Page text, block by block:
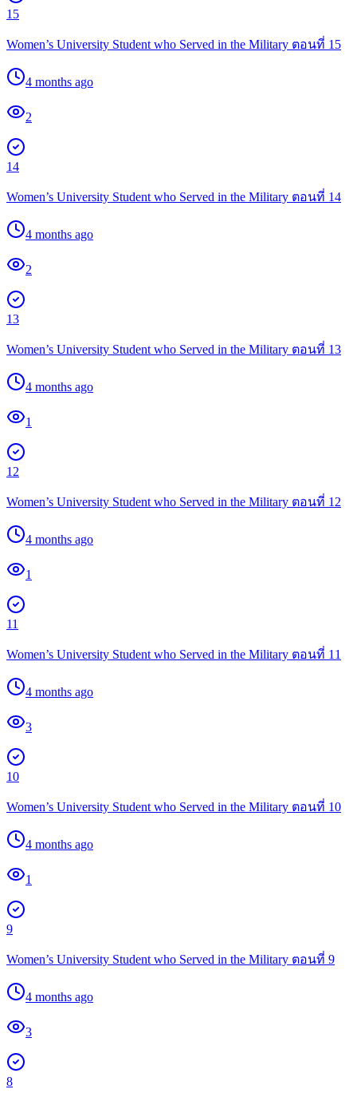
15
Women’s University Student who Served in the Military ตอนที่ 15
4 months ago
2
14
Women’s University Student who Served in the Military ตอนที่ 14
4 months ago
2
13
Women’s University Student who Served in the Military ตอนที่ 13
4 months ago
1
12
Women’s University Student who Served in the Military ตอนที่ 12
4 months ago
1
11
Women’s University Student who Served in the Military ตอนที่ 11
4 months ago
3
10
Women’s University Student who Served in the Military ตอนที่ 10
4 months ago
1
9
Women’s University Student who Served in the Military ตอนที่ 9
4 months ago
3
8